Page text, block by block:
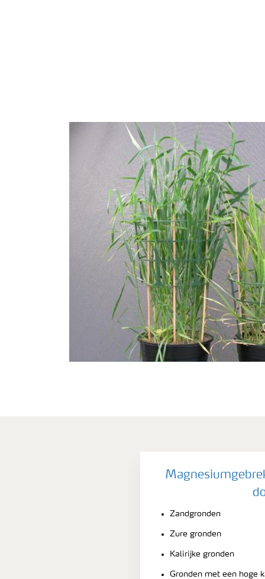
Zandgronden
Zure gronden
Kalirijke gronden
Gronden met een hoge